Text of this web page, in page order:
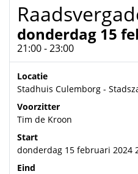
donderdag 15
21:00 - 23:00
Locatie
Stadhuis Culemborg -
Voorzitter
Tim de Kroon
Start
donderdag 15 februari 2024
Eind